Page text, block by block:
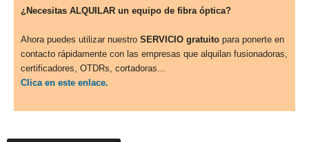
¿Necesitas ALQUILAR un equipo de fibra óptica?
Ahora puedes utilizar nuestro SERVICIO gratuito para ponerte en
contacto rápidamente con las empresas que alquilan fusionadoras,
certificadores, OTDRs, cortadoras...
Clica en este enlace.